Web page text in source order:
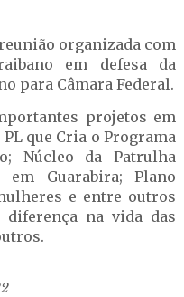
organizada com
em defesa da
para Câmara Federal.
projetos em
que Cria o Programa
Núcleo da Patrulha
Guarabira; Plano
e entre outros
na vida das